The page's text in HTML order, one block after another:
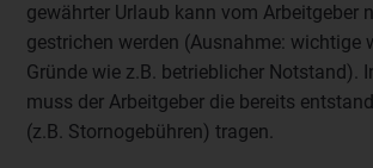
gewährter Urlaub kann vom Arbeitgeber
gestrichen werden (Ausnahme: wichtige
Gründe wie z.B. betrieblicher Notstand).
muss der Arbeitgeber die bereits
(z.B. Stornogebühren) tragen.